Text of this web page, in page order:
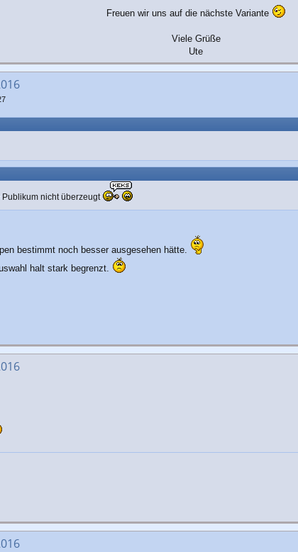
Freuen wir uns auf die nächste Variante
Viele Grüße
Ute
nicht überzeugt
bestimmt noch besser ausgesehen hätte.
halt stark begrenzt.